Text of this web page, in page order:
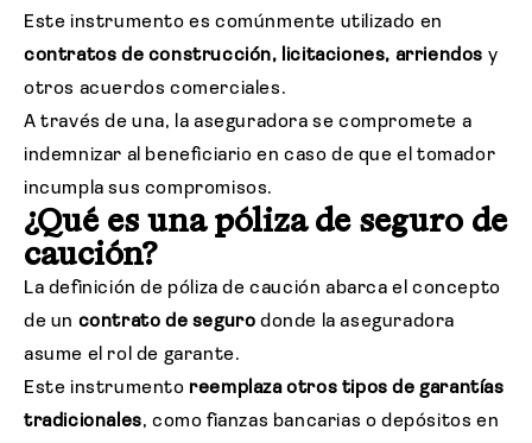
Este instrumento es comúnmente utilizado en
contratos de construcción, licitaciones, arriendos y
otros acuerdos comerciales.
A través de una, la aseguradora se compromete a
indemnizar al beneficiario en caso de que el tomador
incumpla sus compromisos.
¿Qué es una póliza de seguro de
caución?
La definición de póliza de caución abarca el concepto
de un contrato de seguro donde la aseguradora
asume el rol de garante.
Este instrumento reemplaza otros tipos de garantías
tradicionales, como fianzas bancarias o depósitos en